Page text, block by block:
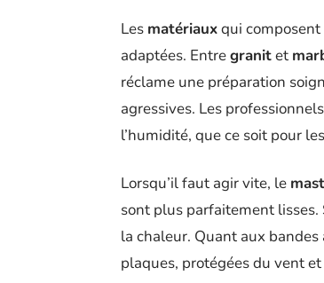
Les matériauxqui composent
adaptées. Entregranitet
réclame une préparation
agressives. Les
l’humidité, que ce soit pour les
Lorsqu’il faut agir vite, le
sont plus parfaitement lisses.
la chaleur. Quant aux
plaques, protégées du vent et